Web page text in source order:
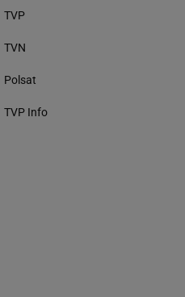
TVP
TVN
Polsat
TVP Info